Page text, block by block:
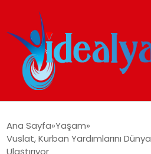
GÜNDEM
Ana Sayfa Yaşam
Vuslat, Kurban Yardımlarını
Ulaştırıyor